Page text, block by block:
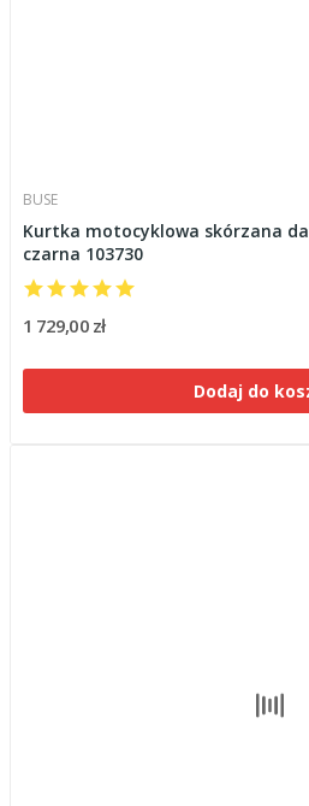
BUSE
Kurtka motocyklowa skórzana
czarna 103730
1 729,00 zł
Dodaj do